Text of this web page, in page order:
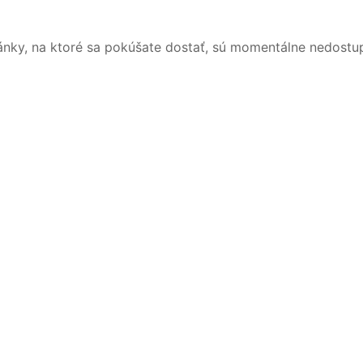
na ktoré sa pokúšate dostať, sú momentálne